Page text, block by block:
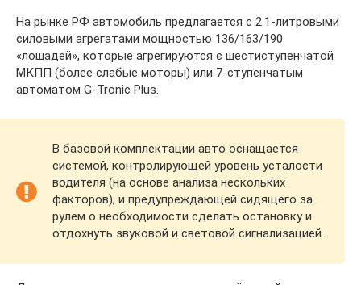
На рынке РФ автомобиль предлагается с 2.1-литровыми
силовыми агрегатами мощностью 136/163/190
«лошадей», которые агрегируются с шестиступенчатой
МКПП (более слабые моторы) или 7-ступенчатым
автоматом G-Tronic Plus.
В базовой комплектации авто оснащается
системой, контролирующей уровень усталости
водителя (на основе анализа нескольких
факторов), и предупреждающей сидящего за
рулём о необходимости сделать остановку и
отдохнуть звуковой и световой сигнализацией.